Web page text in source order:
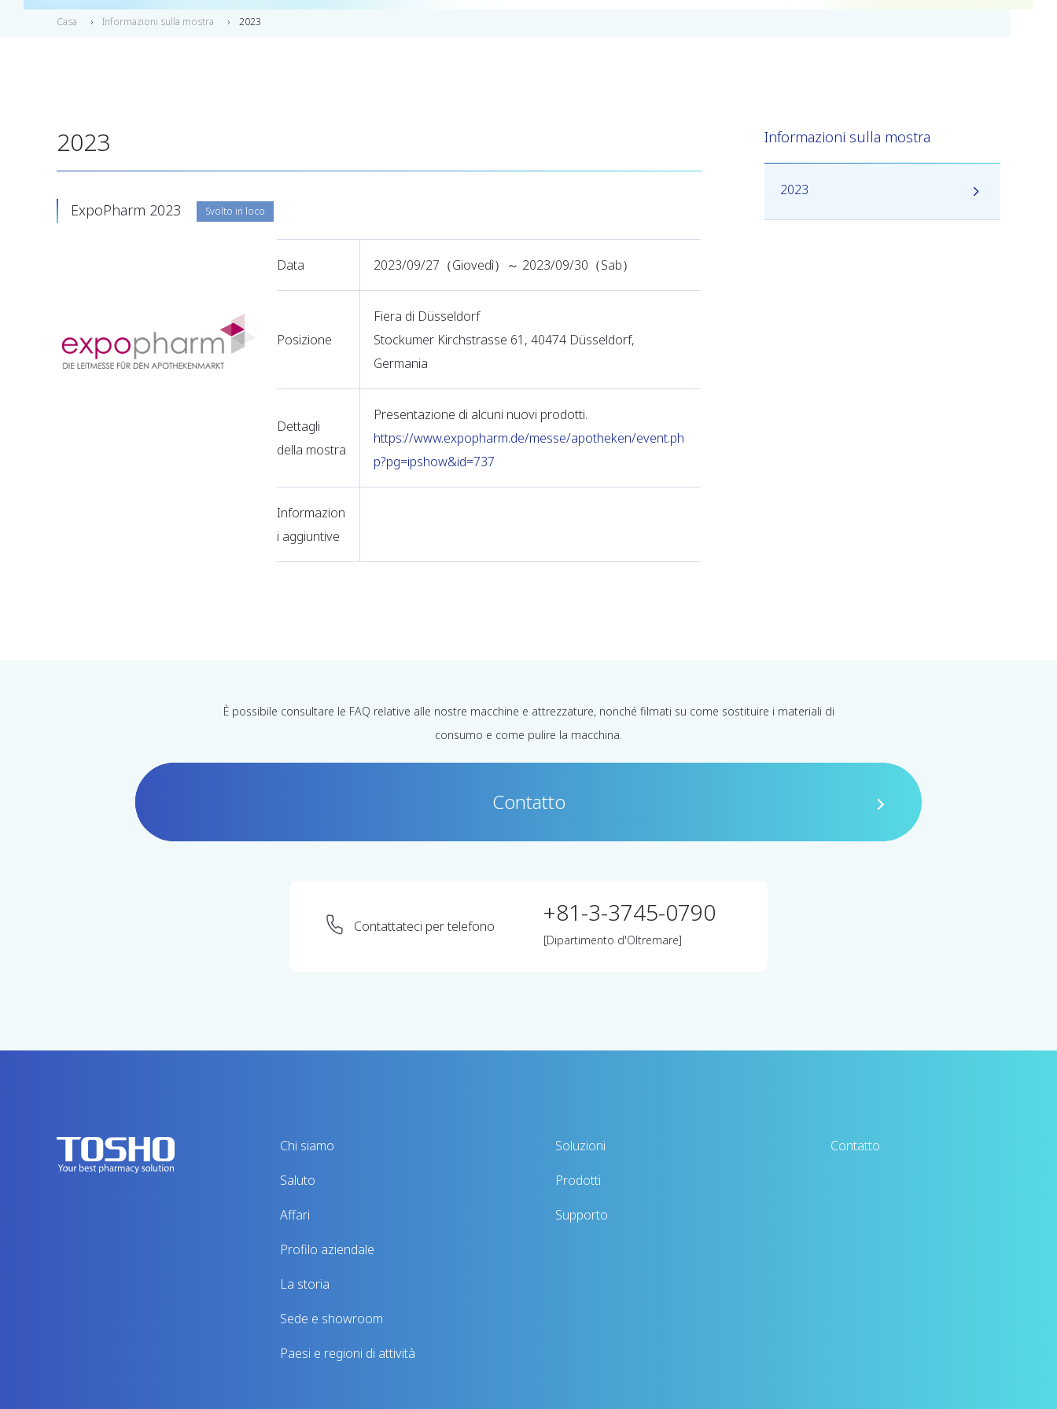
Casa Informazioni sulla mostra 2023
2023
Svolto in loco
ExpoPharm 2023
Data 2023/09/27（Giovedì）～ 2023/09/30（Sab）
Posizione
Fiera di Düsseldorf
Stockumer Kirchstrasse 61, 40474 Düsseldorf,
Germania
Dettagli
della mostra
Presentazione di alcuni nuovi prodotti.
https://www.expopharm.de/messe/apotheken/event.ph
p?pg=ipshow&id=737
Informazion
i aggiuntive
Informazioni sulla mostra
2023
È possibile consultare le FAQ relative alle nostre macchine e attrezzature, nonché filmati su come sostituire i materiali di
consumo e come pulire la macchina.
Contatto
Contattateci per telefono +81-3-3745-0790
[Dipartimento d'Oltremare]
Chi siamo
Saluto
Affari
Profilo aziendale
La storia
Sede e showroom
Paesi e regioni di attività
Soluzioni
Prodotti
Supporto
Contatto